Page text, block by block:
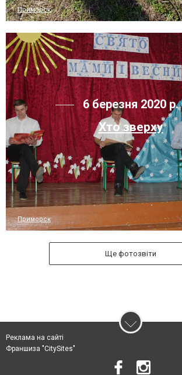
Приморск
6 березня 2020 р.
Хто зверху
Приморск
Ще фотозвіти
Реклама на сайті
Франшиза "CitySites"